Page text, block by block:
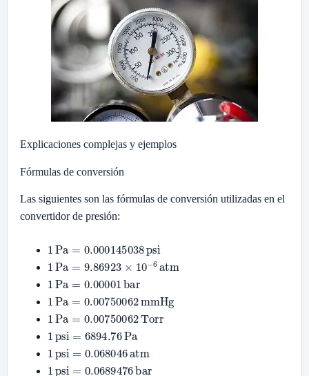
Explicaciones complejas y ejemplos
Fórmulas de conversión
Las siguientes son las fórmulas de conversión utilizadas en el
convertidor de presión:
1 Pa 0.000145038psi
1 Pa 9.86923×10 −6atm
1 Pa 0.00001bar
1 Pa 0.00750062mmHg
1 Pa 0.00750062Torr
1
psi 6894.76Pa
1
psi 0.068046atm
1
psi 0.0689476bar